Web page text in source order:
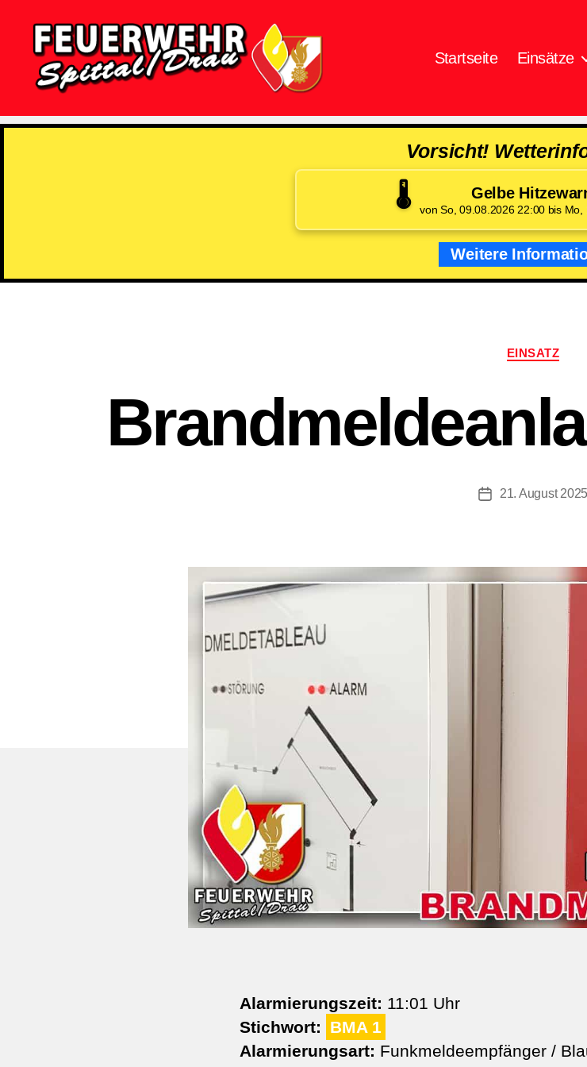
Spittal/Drau
Startseite Einsätze
Vorsicht!
🌡️ Gelbe
von So, 09.08.2026 22:00 bis
Weitere
EINSATZ
Beitragsdatum
21. August 2025
Alarmierungszeit: 11:01 Uhr
Stichwort:
BMA 1
Alarmierungsart: Funkmeldeempfänger /